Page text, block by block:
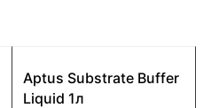
Aptus Substrate Buffer
Liquid 1л